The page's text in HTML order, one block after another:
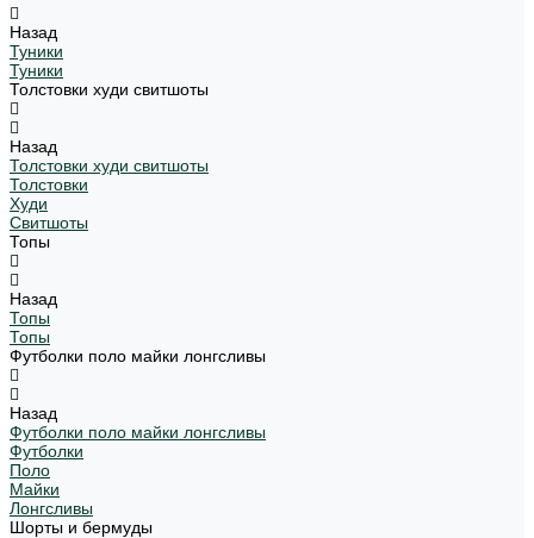
Назад
Туники
Туники
Толстовки худи свитшоты
Назад
Толстовки худи свитшоты
Толстовки
Худи
Свитшоты
Топы
Назад
Топы
Топы
Футболки поло майки лонгсливы
Назад
Футболки поло майки лонгсливы
Футболки
Поло
Майки
Лонгсливы
Шорты и бермуды